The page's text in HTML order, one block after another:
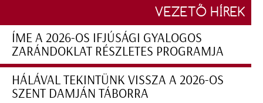
VEZETŐ HÍREK
ÍME A 2026-OS IFJÚSÁGI GYALOGOS
ZARÁNDOKLAT RÉSZLETES PROGRAMJA
HÁLÁVAL TEKINTÜNK VISSZA A 2026-OS
SZENT DAMJÁN TÁBORRA